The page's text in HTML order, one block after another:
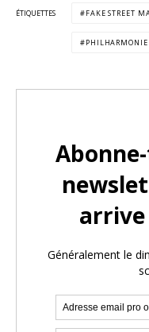
ÉTIQUETTES FAKE STREET